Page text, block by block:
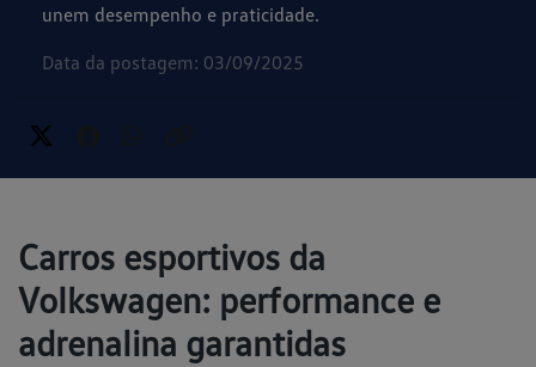
unem desempenho e praticidade.
Data da postagem: 03/09/2025
Carros esportivos da
Volkswagen: performance e
adrenalina garantidas